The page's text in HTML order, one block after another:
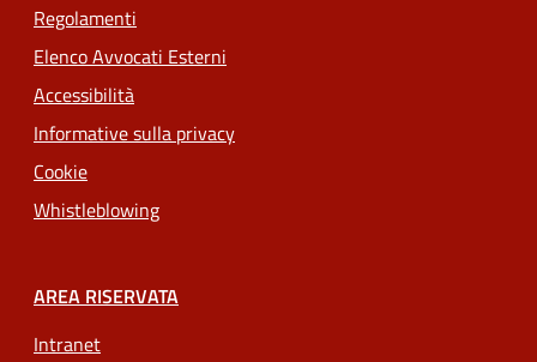
Regolamenti
Elenco Avvocati Esterni
Accessibilità
Informative sulla privacy
Cookie
Whistleblowing
AREA RISERVATA
Intranet